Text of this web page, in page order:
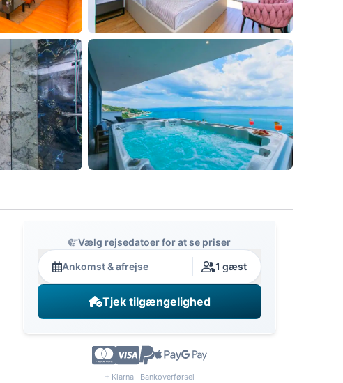
Vælg rejsedatoer for at se priser
Ankomst & afrejse 1 gæst
Tjek tilgængelighed
+ Klarna · Bankoverførsel